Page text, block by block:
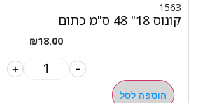
1563
קונוס 18" 48 ס"מ כתום
₪18.00
-
+
הוספה לסל